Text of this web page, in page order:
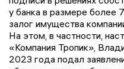
у банка в размере более
залог имущества
На этом, в частности,
«Компания Тропик»,
2023 года подал